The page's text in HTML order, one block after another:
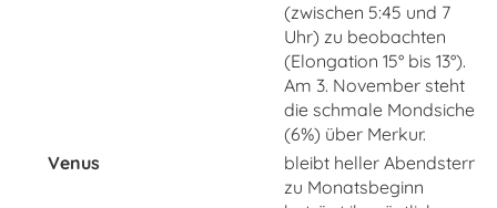
(zwischen 5:45 und 7
Uhr) zu beobachten
(Elongation 15° bis 13°).
Am 3. November steht
die schmale Mondsichel
(6%) über Merkur.
Venus
bleibt heller Abendstern:
zu Monatsbeginn